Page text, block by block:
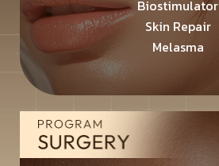
Biostimulator
Skin Repair
Melasma